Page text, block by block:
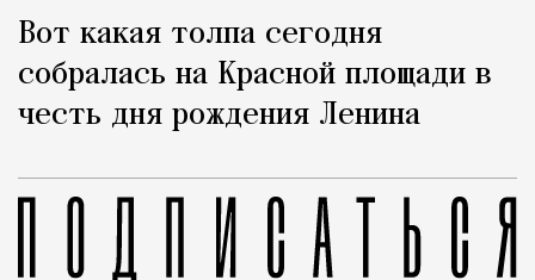
Вот какая толпа сегодня
собралась на Красной площади в
честь дня рождения Ленина